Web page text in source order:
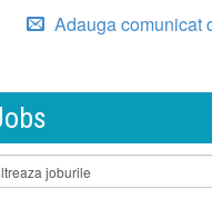
Adauga comunicat